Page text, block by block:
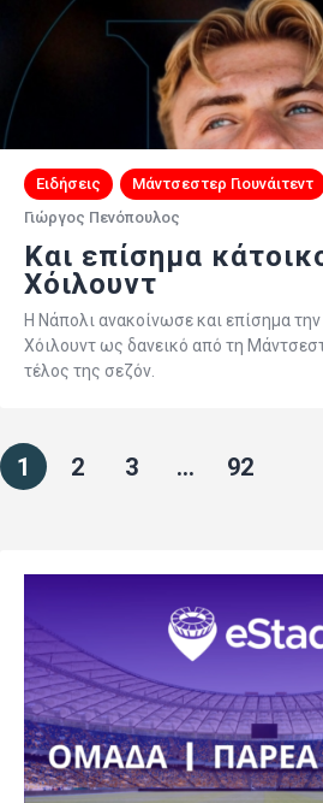
Ειδήσεις Μάντσεστερ Γιουνάιτεντ
Γιώργος Πενόπουλος
Και επίσημα
Χόιλουντ
Η Νάπολι ανακοίνωσε και επίσημα
Χόιλουντ ως δανεικό από τη
τέλος της σεζόν.
1 2 3 … 92